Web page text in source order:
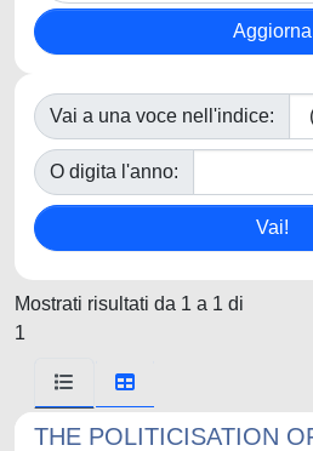
Vai a una voce nell'indice:
O digita l'anno:
Mostrati risultati da 1 a 1 di
1
THE POLITICISATION